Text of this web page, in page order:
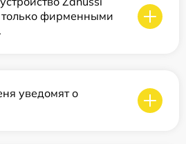
только фирменными
уведомят о